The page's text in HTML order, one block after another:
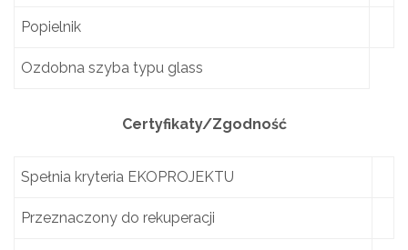
Popielnik
Ozdobna szyba typu glass
Certyfikaty/Zgodność
Spełnia kryteria EKOPROJEKTU
Przeznaczony do rekuperacji